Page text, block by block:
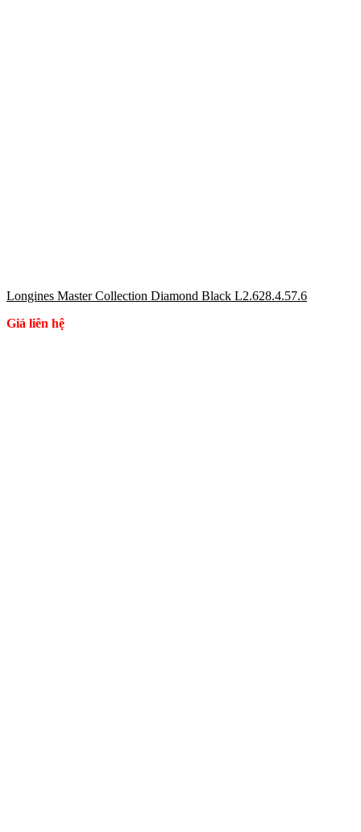
Longines Master Collection Diamond Black L2.628.4.57.6
Giá liên hệ